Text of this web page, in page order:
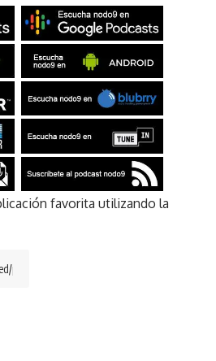
favorita utilizando la